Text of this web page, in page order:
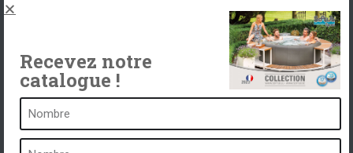
¿Qué es un balneario?
Recevez notre
catalogue !